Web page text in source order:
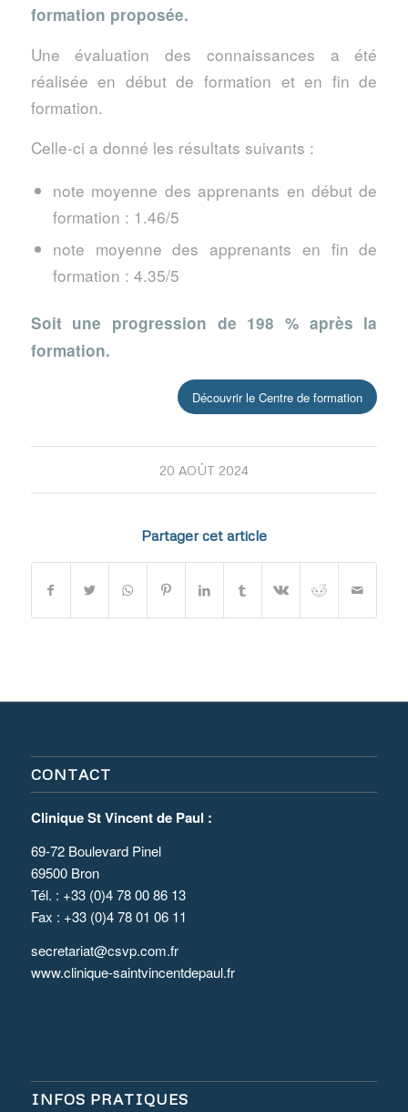
formation proposée.
Une évaluation des connaissances a été
réalisée en début de formation et en fin de
formation.
Celle-ci a donné les résultats suivants :
note moyenne des apprenants en début de
formation : 1.46/5
note moyenne des apprenants en fin de
formation : 4.35/5
Soit une progression de 198 % après la
formation.
Découvrir le Centre de formation
20 AOÛT 2024
Partager cet article
CONTACT
Clinique St Vincent de Paul :
69-72 Boulevard Pinel
69500 Bron
Tél. : +33 (0)4 78 00 86 13
Fax : +33 (0)4 78 01 06 11
secretariat@csvp.com.fr
www.clinique-saintvincentdepaul.fr
INFOS PRATIQUES